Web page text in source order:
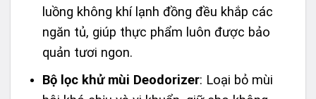
luồng không khí lạnh đồng đều khắp các
ngăn tủ, giúp thực phẩm luôn được bảo
quản tươi ngon.
Bộ lọc khử mùi Deodorizer: Loại bỏ mùi